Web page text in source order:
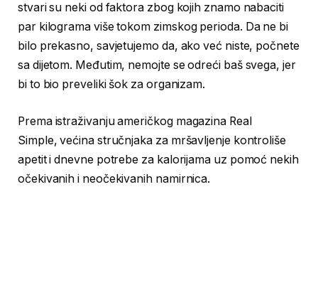
stvari su neki od faktora zbog kojih znamo nabaciti
par kilograma više tokom zimskog perioda. Da ne bi
bilo prekasno, savjetujemo da, ako već niste, počnete
sa dijetom. Međutim, nemojte se odreći baš svega, jer
bi to bio preveliki šok za organizam.
Prema istraživanju američkog magazina Real
Simple, većina stručnjaka za mršavljenje kontroliše
apetit i dnevne potrebe za kalorijama uz pomoć nekih
očekivanih i neočekivanih namirnica.